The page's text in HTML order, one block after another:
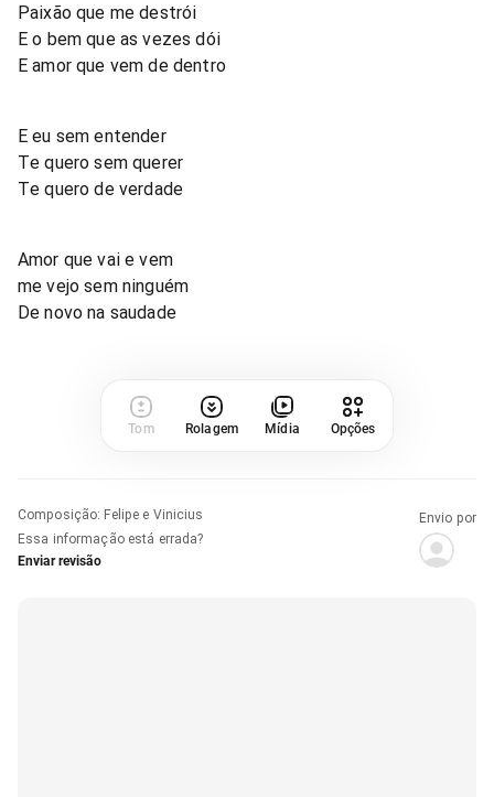
Paixão que me destrói
E o bem que as vezes dói
E amor que vem de dentro
E eu sem entender
Te quero sem querer
Te quero de verdade
Amor que vai e vem
me vejo sem ninguém
De novo na saudade
Tom Rolagem Mídia Opções
Composição: Felipe e Vinicius
Essa informação está errada?
Enviar revisão
Envio por